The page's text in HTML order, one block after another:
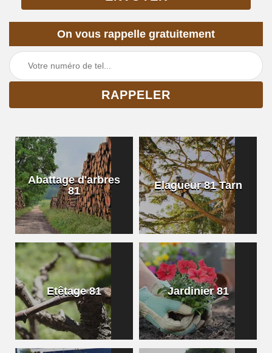
On vous rappelle gratuitement
Abattage d'arbres
81
Elagueur 81 Tarn
Etêtage 81 Jardinier 81